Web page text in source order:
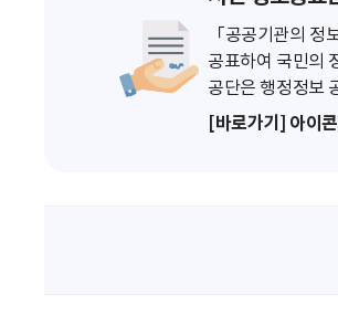
「공공기관의
공표하여 국민의
공단은 행정정보
[바로가기] 아이